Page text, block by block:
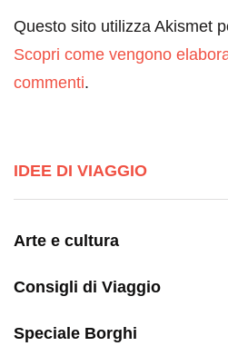
Questo sito utilizza Akismet
Scopri come vengono
commenti.
IDEE DI VIAGGIO
Arte e cultura
Consigli di Viaggio
Speciale Borghi